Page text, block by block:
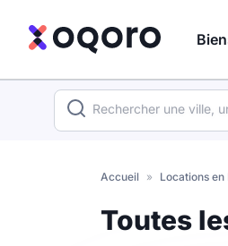
Votre
recherche
Accueil » Locations
Toutes